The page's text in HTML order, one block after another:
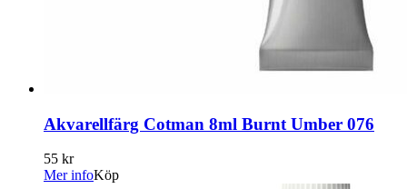
Akvarellfärg Cotman 8ml Burnt Umber 076
55 kr
Mer infoKöp